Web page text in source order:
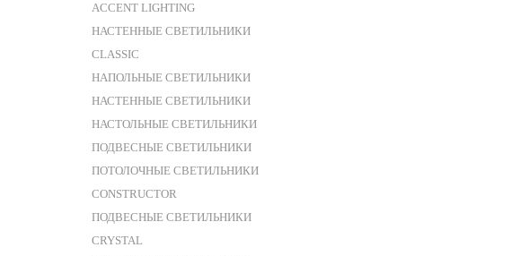
ACCENT LIGHTING
НАСТЕННЫЕ СВЕТИЛЬНИКИ
CLASSIC
НАПОЛЬНЫЕ СВЕТИЛЬНИКИ
НАСТЕННЫЕ СВЕТИЛЬНИКИ
НАСТОЛЬНЫЕ СВЕТИЛЬНИКИ
ПОДВЕСНЫЕ СВЕТИЛЬНИКИ
ПОТОЛОЧНЫЕ СВЕТИЛЬНИКИ
CONSTRUCTOR
ПОДВЕСНЫЕ СВЕТИЛЬНИКИ
CRYSTAL